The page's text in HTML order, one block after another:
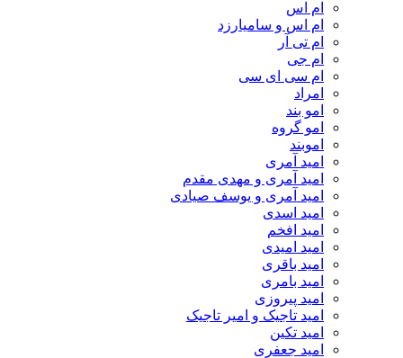
ام اس
ام اس و سامیارزد
ام تی آر
ام جی
ام سی ای سی
امراد
امو بند
امو گروه
اموبند
امید آمری
امید آمری و مهدی مقدم
امید آمری و یوسف صیادی
امید اسدی
امید افخم
امید امیدی
امید باقری
امید بامری
امید پیروزی
امید تاجیک و امیر تاجیک
امید تکین
امید جعفری